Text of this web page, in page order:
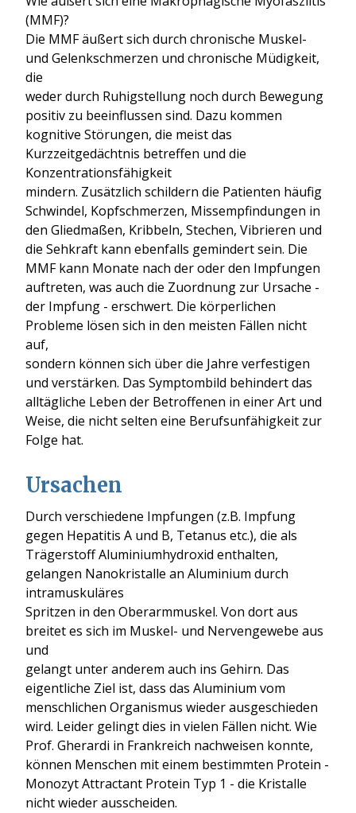
(MMF)?
Die MMF äußert sich durch chronische Muskel-
und Gelenkschmerzen und chronische Müdigkeit,
die
weder durch Ruhigstellung noch durch Bewegung
positiv zu beeinflussen sind. Dazu kommen
kognitive Störungen, die meist das
Kurzzeitgedächtnis betreffen und die
Konzentrationsfähigkeit
mindern. Zusätzlich schildern die Patienten häufig
Schwindel, Kopfschmerzen, Missempfindungen in
den Gliedmaßen, Kribbeln, Stechen, Vibrieren und
die Sehkraft kann ebenfalls gemindert sein. Die
MMF kann Monate nach der oder den Impfungen
auftreten, was auch die Zuordnung zur Ursache -
der Impfung - erschwert. Die körperlichen
Probleme lösen sich in den meisten Fällen nicht
auf,
sondern können sich über die Jahre verfestigen
und verstärken. Das Symptombild behindert das
alltägliche Leben der Betroffenen in einer Art und
Weise, die nicht selten eine Berufsunfähigkeit zur
Folge hat.
Ursachen
Durch verschiedene Impfungen (z.B. Impfung
gegen Hepatitis A und B, Tetanus etc.), die als
Trägerstoff Aluminiumhydroxid enthalten,
gelangen Nanokristalle an Aluminium durch
intramuskuläres
Spritzen in den Oberarmmuskel. Von dort aus
breitet es sich im Muskel- und Nervengewebe aus
und
gelangt unter anderem auch ins Gehirn. Das
eigentliche Ziel ist, dass das Aluminium vom
menschlichen Organismus wieder ausgeschieden
wird. Leider gelingt dies in vielen Fällen nicht. Wie
Prof. Gherardi in Frankreich nachweisen konnte,
können Menschen mit einem bestimmten Protein -
Monozyt Attractant Protein Typ 1 - die Kristalle
nicht wieder ausscheiden.